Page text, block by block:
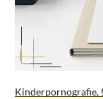
Kinderpornografie,